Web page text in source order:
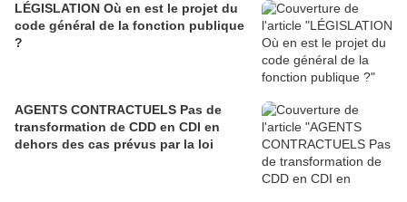
LÉGISLATION Où en est le projet du
code général de la fonction publique
?
AGENTS CONTRACTUELS Pas de
transformation de CDD en CDI en
dehors des cas prévus par la loi